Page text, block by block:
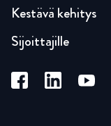
Kestävä kehitys
Sijoittajille